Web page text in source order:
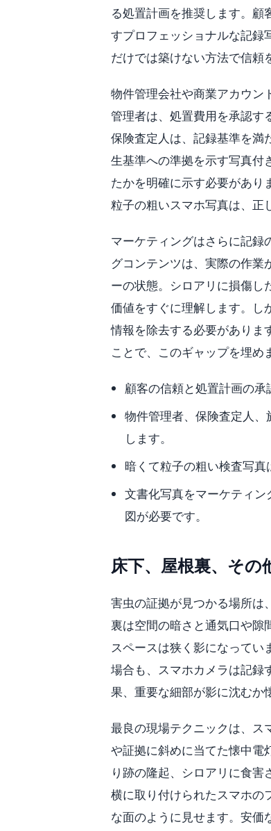
る処置計画を推奨します。
すプロフェッショナルな記録
だけでは築けない方法で信頼
物件管理会社や商業アカウン
管理者は、処置費用を承認す
保険査定人は、記録基準を満
生基準への準拠を示す写真付
たかを明確に示す必要があり
粒子の粗いスマホ写真は、正
マーケティングはさらに記録
グコンテンツは、実際の作業
ーの状態。シロアリに損傷し
価値をすぐに理解します。し
情報を除去する必要がありま
ことで、このギャップを埋め
顧客の信頼と処置計画の承
物件管理者、保険査定人
します。
暗くて粒子の粗い検査写真
文書化写真をマーケティ
図が必要です。
床下、屋根裏、その
害虫の証拠が見つかる場所は
裏は空間の暗さと通気口や隙
スペースは狭く影になってい
場合も、スマホカメラは記録
果、重要な細部が影に沈むか
最良の現場テクニックは、ス
や証拠に斜めに当てた懐中電
り跡の隆起、シロアリに食
横に取り付けられたスマホの
な面のように見せます。安価